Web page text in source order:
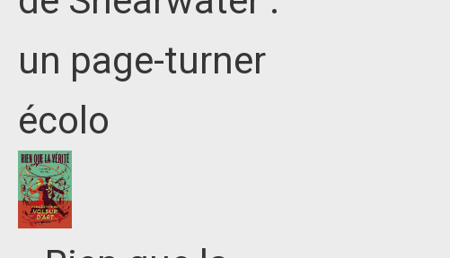
un page-turner
écolo